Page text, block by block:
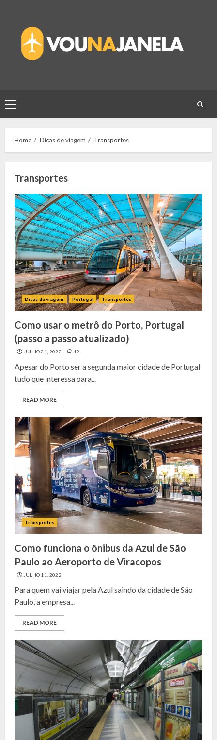
content
Primary
Menu
Home Dicas de viagem Transportes
Transportes
Dicas de viagem Portugal Transportes
Como usar o metrô do Porto, Portugal
(passo a passo atualizado)
JULHO 21, 2022 12
Apesar do Porto ser a segunda maior cidade de Portugal,
tudo que interessa para...
READ MORE
Transportes
Como funciona o ônibus da Azul de São
Paulo ao Aeroporto de Viracopos
JULHO 11, 2022
Para quem vai viajar pela Azul saindo da cidade de São
Paulo, a empresa...
READ MORE